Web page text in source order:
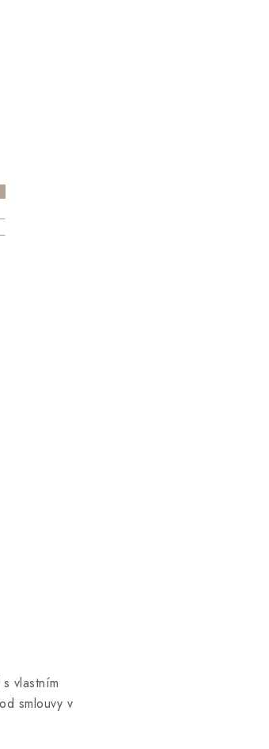
vlastním
smlouvy v